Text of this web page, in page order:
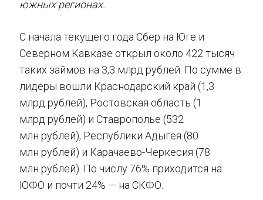
южных регионах.
С начала текущего года Сбер на Юге и
Северном Кавказе открыл около 422 тысяч
таких займов на 3,3 млрд рублей. По сумме в
лидеры вошли Краснодарский край (1,3
млрд рублей), Ростовская область (1
млрд рублей) и Ставрополье (532
млн рублей), Республики Адыгея (80
млн рублей) и Карачаево-Черкесия (78
млн рублей). По числу 76% приходится на
ЮФО и почти 24% — на СКФО.